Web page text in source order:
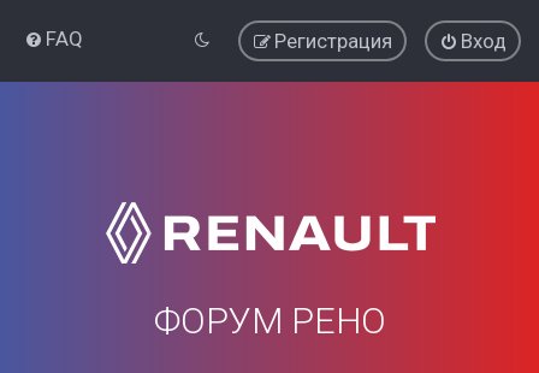
FAQ Вход
Регистрация
ФОРУМ РЕНО